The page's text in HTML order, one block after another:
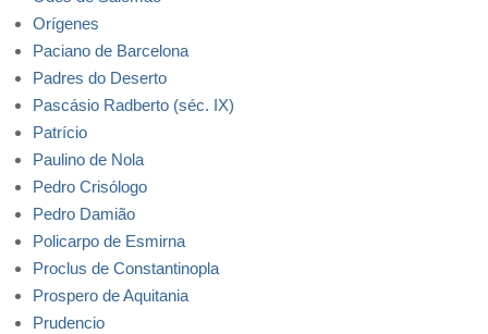
Orígenes
Paciano de Barcelona
Padres do Deserto
Pascásio Radberto (séc. IX)
Patrício
Paulino de Nola
Pedro Crisólogo
Pedro Damião
Policarpo de Esmirna
Proclus de Constantinopla
Prospero de Aquitania
Prudencio